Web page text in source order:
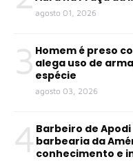
agosto 01, 2026
3 Homem é preso
alega uso de
espécie
agosto 03, 2026
4 Barbeiro de
barbearia da
conhecimento e